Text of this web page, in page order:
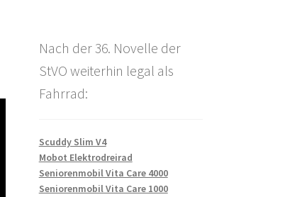
Nach der 36. Novelle der
StVO weiterhin legal als
Fahrrad:
Scuddy Slim V4
Mobot Elektrodreirad
Seniorenmobil Vita Care 4000
Seniorenmobil Vita Care 1000